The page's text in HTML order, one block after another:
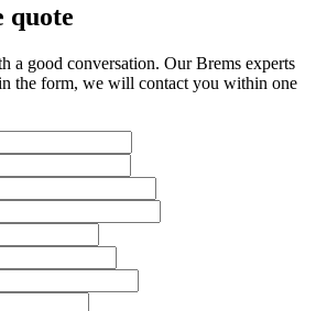
quote
a good conversation. Our Brems experts
the form, we will contact you within one